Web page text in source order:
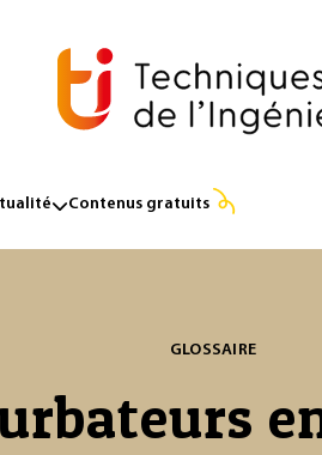
Contenus gratuits
GLOSSAIRE